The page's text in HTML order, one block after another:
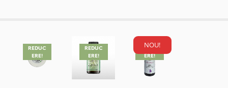
REDUC
ERE!
REDUC
ERE!
NOU!
REDUC
ERE!